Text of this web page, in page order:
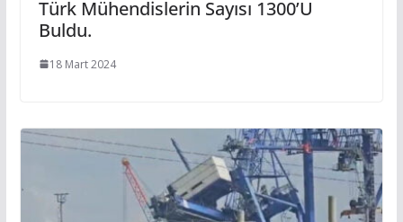
Türk Mühendislerin Sayısı 1300’ü
Buldu.
18 Mart 2024